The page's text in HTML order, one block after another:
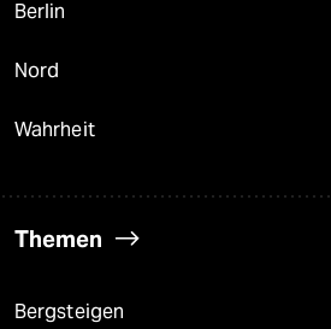
Berlin
Nord
Wahrheit
Themen
Bergsteigen